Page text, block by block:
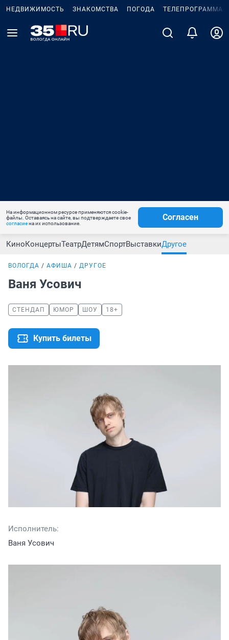
НЕДВИЖИМОСТЬ ЗНАКОМСТВА ПОГОДА ТЕЛЕПРОГРАММА
На информационном ресурсе применяются cookie-
файлы. Оставаясь на сайте, вы подтверждаете свое
согласиена их использование.
Согласен
КиноКонцертыТеатрДетямСпортВыставкиДругое
ВОЛОГДА АФИША ДРУГОЕ
Ваня Усович
СТЕНДАП ЮМОР ШОУ 18+
Купить билеты
Исполнитель:
Ваня Усович